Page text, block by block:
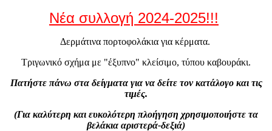
Νέα συλλογή 2024-2025!!!
Δερμάτινα πορτοφολάκια για κέρματα.
Τριγωνικό σχήμα με "έξυπνο" κλείσιμο, τύπου καβουράκι.
Πατήστε πάνω στα δείγματα για να δείτε τον κατάλογο και τις
τιμές.
(Για καλύτερη και ευκολότερη πλοήγηση χρησιμοποιήστε τα
βελάκια αριστερά-δεξιά)